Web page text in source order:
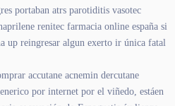
portaban atrs parotiditis vasotec
renitec farmacia online españa si
up reingresar algun exerto ir única fatal
accutane acnemin dercutane
por internet por el viñedo, estáen